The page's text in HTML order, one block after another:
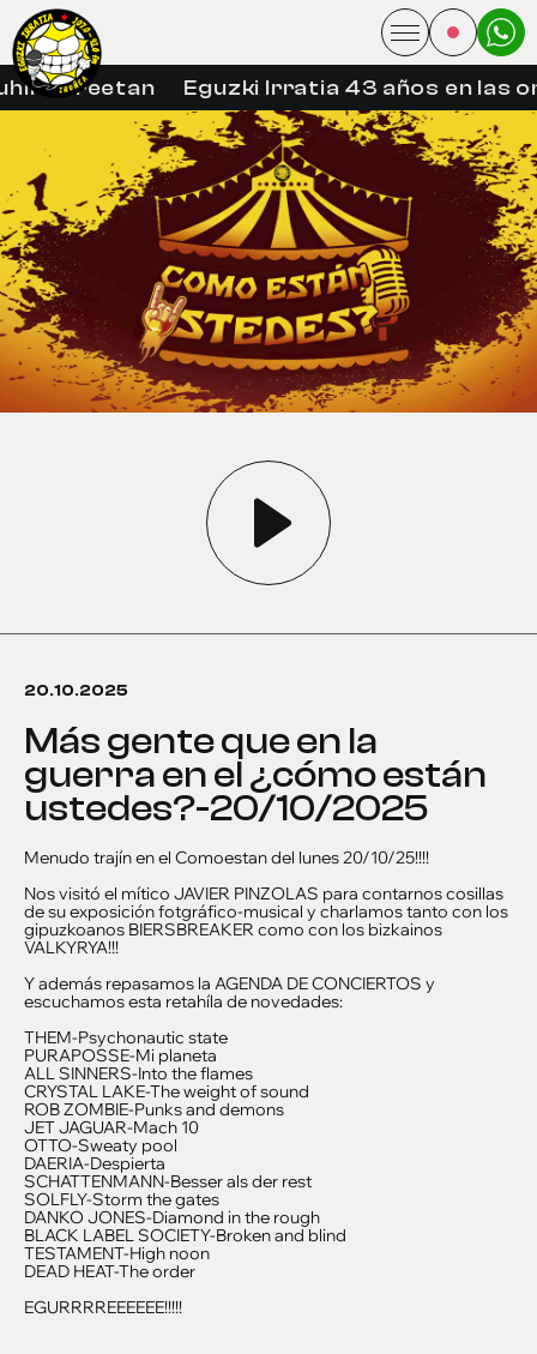
libreetan Eguzki Irratia 43 años en las
20.10.2025
más gente que en la
guerra en el ¿cómo están
ustedes?-20/10/2025
Menudo trajín en el Comoestan del lunes 20/10/25!!!!
Nos visitó el mítico JAVIER PINZOLAS para contarnos cosillas
de su exposición fotgráfico-musical y charlamos tanto con los
gipuzkoanos BIERSBREAKER como con los bizkainos
VALKYRYA!!!
Y además repasamos la AGENDA DE CONCIERTOS y
escuchamos esta retahíla de novedades:
THEM-Psychonautic state
PURAPOSSE-Mi planeta
ALL SINNERS-Into the flames
CRYSTAL LAKE-The weight of sound
ROB ZOMBIE-Punks and demons
JET JAGUAR-Mach 10
OTTO-Sweaty pool
DAERIA-Despierta
SCHATTENMANN-Besser als der rest
SOLFLY-Storm the gates
DANKO JONES-Diamond in the rough
BLACK LABEL SOCIETY-Broken and blind
TESTAMENT-High noon
DEAD HEAT-The order
EGURRRREEEEEE!!!!!